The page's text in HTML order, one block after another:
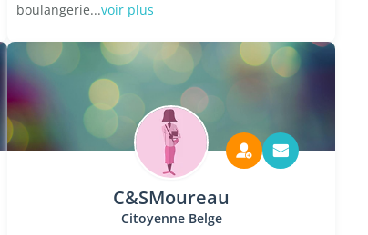
boulangerie...voir plus
C&SMoureau
Citoyenne Belge